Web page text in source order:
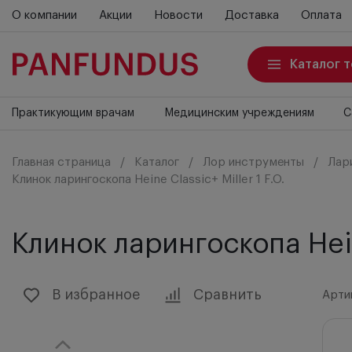
О компании Акции Новости Доставка Оплата
Каталог
Практикующим врачам Медицинским учреждениям
Главная страница Каталог Лор инструменты
Клинок ларингоскопа Heine Classic+ Miller 1 F.O.
Клинок ларингоскопа
В избранное Сравнить